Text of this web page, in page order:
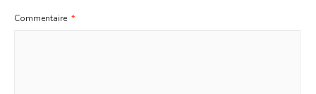
Commentaire *